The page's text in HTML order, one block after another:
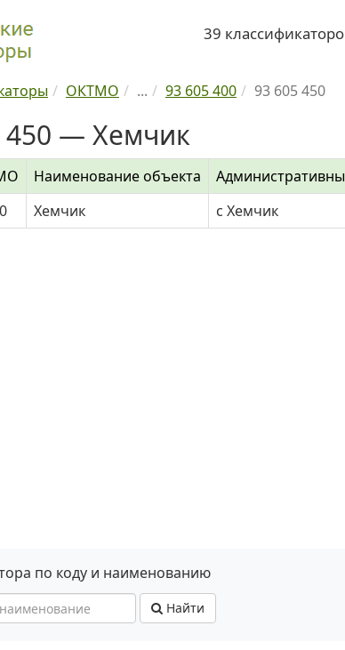
39
ОКТМО ... 93 605 400 93 605 450
— Хемчик
Наименование объекта
Хемчик с Хемчик
по коду и наименованию
Найти